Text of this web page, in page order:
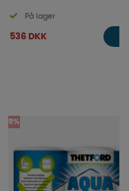
På lager
536 DKK
5%